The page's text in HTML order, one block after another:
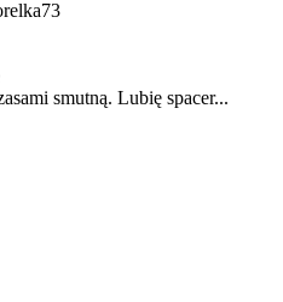
smutną. Lubię spacer...